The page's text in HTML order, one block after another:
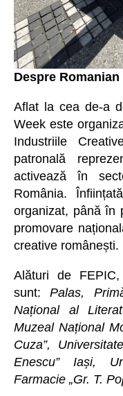
Despre
Aflat la cea de-a
Week este
Industriile
patronală
activează în
România.
organizat, până în
promovare
creative românești.
Alături de
sunt: Palas,
Național al
Muzeal Național
Cuza”,
Enescu” Iași,
Farmacie „Gr. T.